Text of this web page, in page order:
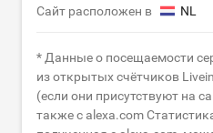
Сайт расположен в
NL
* Данные о посещаемости
из открытых счётчиков
(если они присутствуют на
также с alexa.com